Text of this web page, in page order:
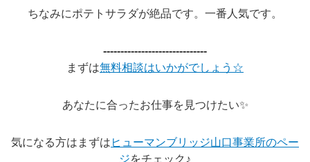
ちなみにポテトサラダが絶品です。一番人気です。
------------------------------
まずは無料相談はいかがでしょう☆
あなたに合ったお仕事を見つけたい✨
気になる方はまずは ヒューマンブリッジ山口事業所のペー
ジをチェック♪